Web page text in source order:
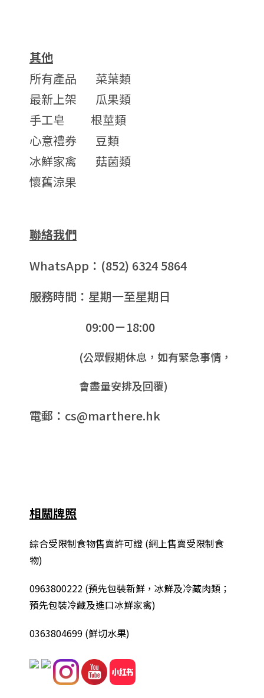
其他
所有產品
菜葉類
最新上架
瓜果類
手工皂
根莖類
心意禮券
豆類
冰鮮家禽
菇菌類
懷舊涼果
聯絡我們
WhatsApp：(852) 6324 5864
服務時間：星期一至星期日
09:00－18:00
(公眾假期休息，如有緊急事情，
會盡量安排及回覆)
電郵：cs@marthere.hk
相關牌照
綜合受限制食物售賣許可證 (網上售賣受限制食
物)
0963800222 (預先包裝新鮮，冰鮮及冷藏肉類；
預先包裝冷藏及進口冰鮮家禽)
0363804699 (鮮切水果)